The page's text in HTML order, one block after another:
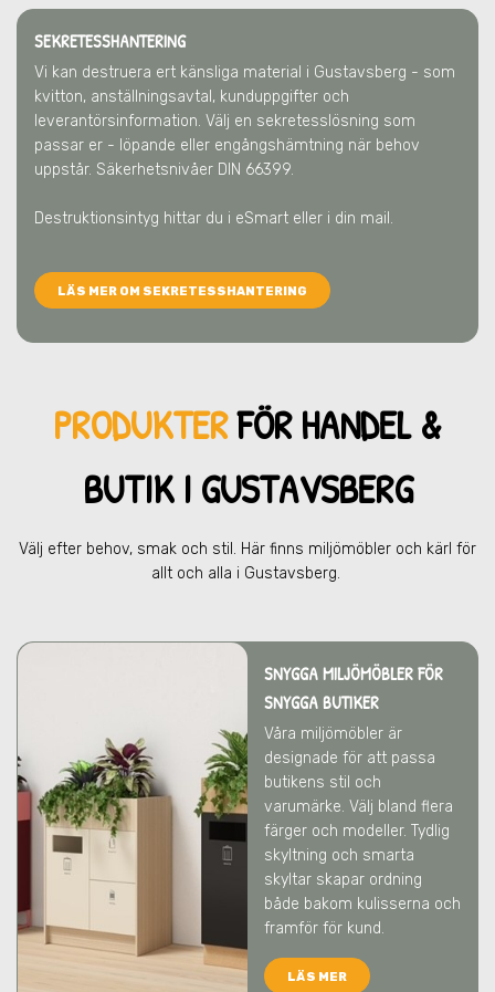
SEKRETESSHANTERING
Vi kan destruera ert känsliga material i Gustavsberg - som
kvitton, anställningsavtal, kunduppgifter och
leverantörsinformation. Välj en sekretesslösning som
passar er - löpande eller engångshämtning när behov
uppstår. Säkerhetsnivåer DIN 66399.
Destruktionsintyg hittar du i eSmart eller i din mail.
LÄS MER OM SEKRETESSHANTERING
PRODUKTERFÖR HANDEL &
BUTIK I GUSTAVSBERG
Välj efter behov, smak och stil. Här finns miljömöbler och kärl för
allt och alla i Gustavsberg.
SNYGGA MILJÖMÖBLER FÖR
SNYGGA BUTIKER
Våra miljömöbler är
designade för att passa
butikens stil och
varumärke. Välj bland flera
färger och modeller. Tydlig
skyltning och smarta
skyltar skapar ordning
både bakom kulisserna och
framför för kund.
LÄS MER